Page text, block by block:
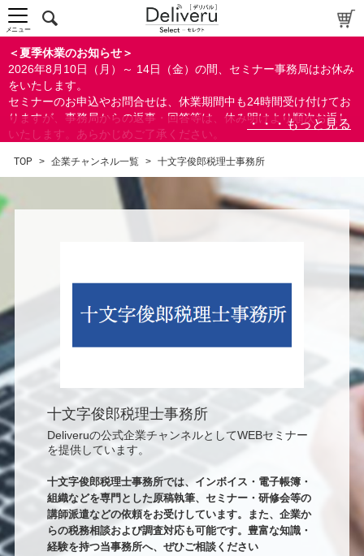
＜夏季休業のお知らせ＞
2026年8月10日（月）～ 14日（金）の間、セミナー事務局はお休み
をいたします。
セミナーのお申込やお問合せは、休業期間中も24時間受け付けてお
りますが、事務局からの返事・回答等は、休み明けより順次お返し
いたします。あらかじめご了承ください。
ができます。
メニュー
TOP > 企業チャンネル一覧 > 十文字俊郎税理士事務所
十文字俊郎税理士事務所
Deliveruの公式企業チャンネルとしてWEBセミナー
を提供しています。
十文字俊郎税理士事務所では、インボイス・電子帳簿・
組織などを専門とした原稿執筆、セミナー・研修会等の
講師派遣などの依頼をお受けしています。また、企業か
らの税務相談および調査対応も可能です。豊富な知識・
経験を持つ当事務所へ、ぜひご相談ください